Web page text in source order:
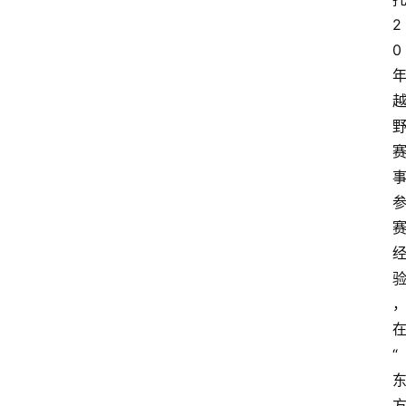
2
0
年
越
野
赛
事
参
赛
经
验
，
在
“
东